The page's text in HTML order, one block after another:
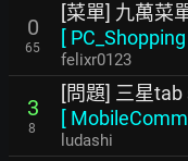
0
65
[菜單] 九萬菜
[ PC_Shopping
felixr0123
3
8
[問題] 三星
[ MobileComm
ludashi